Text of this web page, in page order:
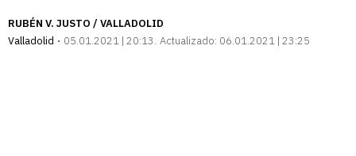
RUBÉN V. JUSTO / VALLADOLID
Valladolid
05.01.2021 | 20:13 Actualizado: 06.01.2021 | 23:25